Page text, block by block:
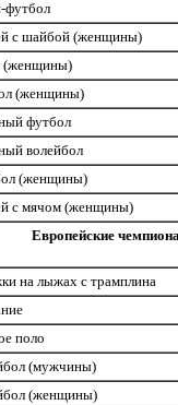
с шайбой (женщины)
(женщины)
(женщины)
футбол
волейбол
(женщины)
с мячом (женщины)
Европейские
на лыжах с трамплина
поло
(мужчины)
(женщины)